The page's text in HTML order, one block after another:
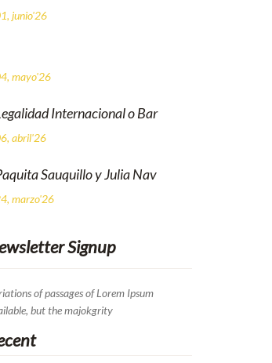
junio'26
mayo'26
Internacional o Bar
abril'26
Sauquillo y Julia Nav
marzo'26
Signup
of passages of Lorem Ipsum
but the majokgrity